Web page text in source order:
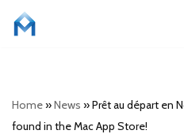
Home»News »Prêt au départ en
found in the Mac App Store!